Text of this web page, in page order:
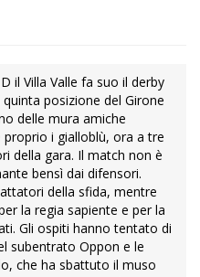
il Villa Valle fa suo il derby
posizione del Girone
delle mura amiche
i gialloblù, ora a tre
della gara. Il match non è
bensì dai difensori.
della sfida, mentre
la regia sapiente e per la
Gli ospiti hanno tentato di
subentrato Oppon e le
che ha sbattuto il muso